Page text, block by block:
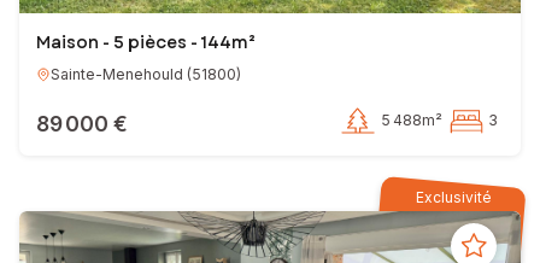
Maison - 5 pièces - 144m²
Sainte-Menehould (51800)
89 000 € 5 488m² 3
Exclusivité